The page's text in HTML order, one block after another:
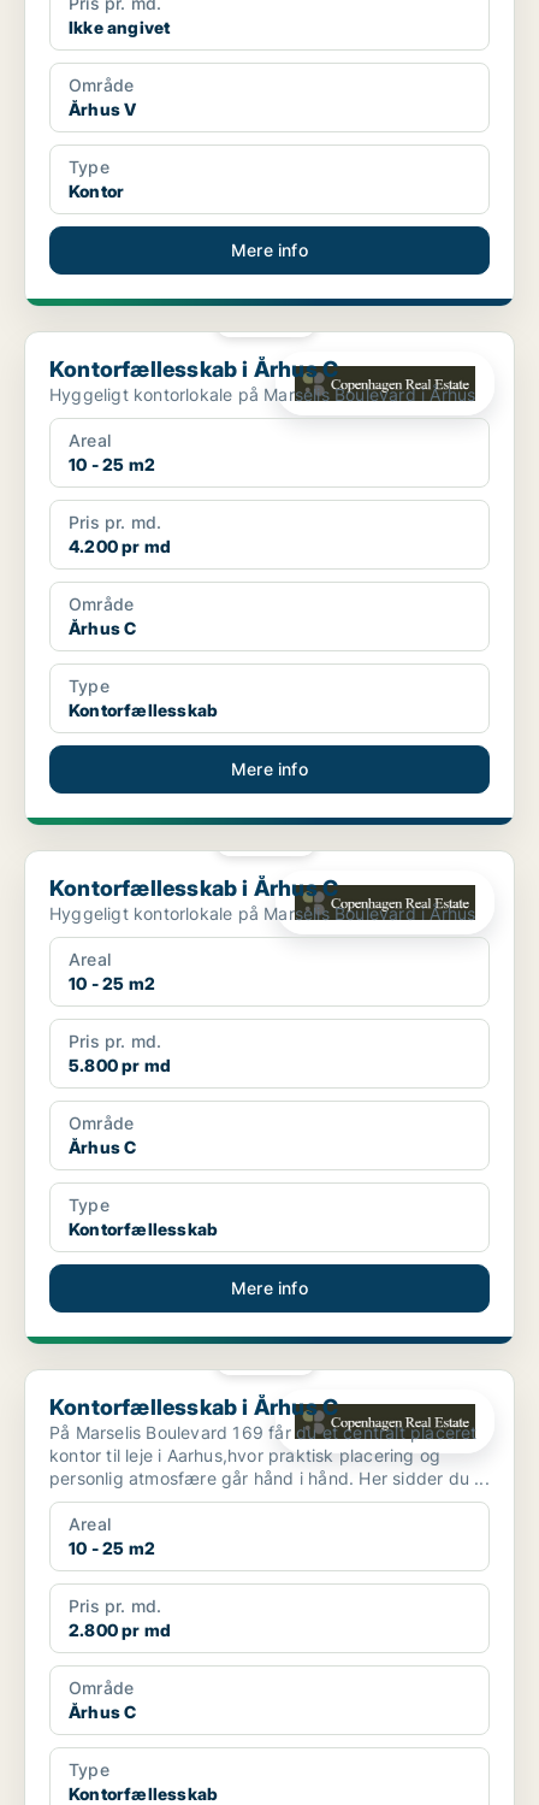
Ikke angivet
Område
Århus V
Type
Kontor
Mere info
Kontorfællesskab i Århus C
Kontorfællesskab i Århus C
Hyggeligt kontorlokale på Marselis Boulevard i Århus
Areal
10 - 25 m2
Pris pr. md.
4.200 pr md
Område
Århus C
Type
Kontorfællesskab
Mere info
Kontorfællesskab i Århus C
Kontorfællesskab i Århus C
Hyggeligt kontorlokale på Marselis Boulevard i Århus
Areal
10 - 25 m2
Pris pr. md.
5.800 pr md
Område
Århus C
Type
Kontorfællesskab
Mere info
Kontorfællesskab i Århus C
Kontorfællesskab i Århus C
På Marselis Boulevard 169 får du et centralt placeret
kontor til leje i Aarhus,hvor praktisk placering og
personlig atmosfære går hånd i hånd. Her sidder du ...
Areal
10 - 25 m2
Pris pr. md.
2.800 pr md
Område
Århus C
Type
Kontorfællesskab